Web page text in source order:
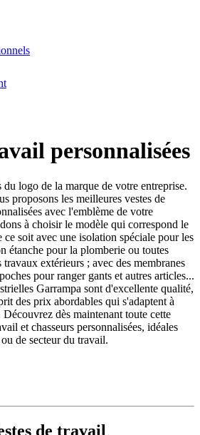
personnalisées
du logo de la marque de votre entreprise.
proposons les meilleures vestes de
avec l'emblème de votre
à choisir le modèle qui correspond le
soit avec une isolation spéciale pour les
étanche pour la plomberie ou toutes
extérieurs ; avec des membranes
pour ranger gants et autres articles...
Garrampa sont d'excellente qualité,
des prix abordables qui s'adaptent à
dès maintenant toute cette
et chasseurs personnalisées, idéales
de secteur du travail.
de travail